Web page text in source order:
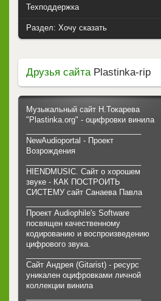
Техподдержка
Раздел: Хочу сказать
Друзья сайтаPlastinka-rip
Музыкальный сайт Н.Токарева
"Plastinka.org" - оцифровки винила
NewAudioportal - Проект
Возрождения
HIENDMUSIC. Сайт о хорошем
звуке - КАК ПОСТРОИТЬ
СИСТЕМУ сайт Санаева Павла
Проект Audiophile's Software
посвящен качественному
кодированию и воспроизведению
цифрового звука.
Сайт Андрея (Gitarist) - ресурс
уникален оцифровками личной
коллекции винила